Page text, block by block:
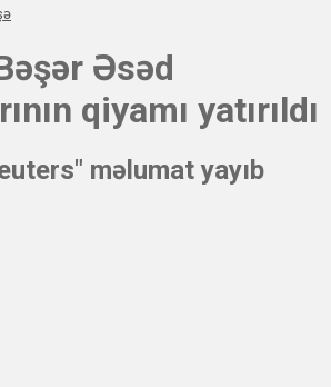
Əsəd
qiyamı yatırıldı
məlumat yayıb